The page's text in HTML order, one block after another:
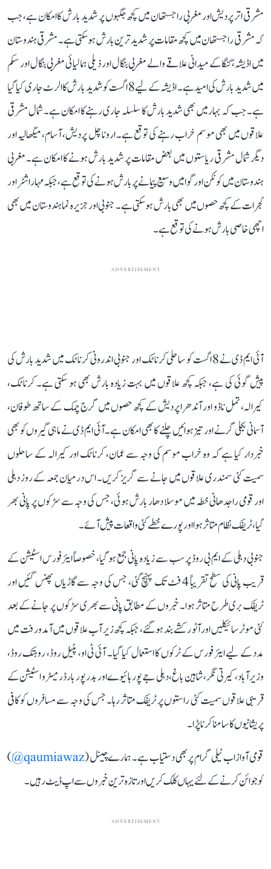
مشرقی اتر پردیش اور مغربی راجستھان میں کچھ جگہوں پر شدید بارش کا امکان ہے، جب
کہ مشرقی راجستھان میں کچھ مقامات پر شدید ترین بارش ہوسکتی ہے۔ مشرقی ہندوستان
میں اڈیشہ، گنگا کے میدانی علاقے والے مغربی بنگال اور ذیلی ہمالیائی مغربی بنگال اور سکم
میں شدید بارش کی امید ہے۔ اڈیشہ کے لیے 8 اگست کو شدید بارش کا الرٹ جاری کیا گیا
ہے۔ جب کہ بہار میں بھی شدید بارش کا سلسلہ جاری رہنے کا امکان ہے۔ شمال مشرقی
علاقوں میں بھی موسم خراب رہنے کی توقع ہے۔ اروناچل پردیش، آسام، میگھالیہ اور
دیگر شمال مشرقی ریاستوں میں بعض مقامات پر شدید بارش ہونے کا امکان ہے۔ مغربی
ہندوستان میں کونکن اور گوا میں وسیع پیمانے پر بارش ہونے کی توقع ہے، جبکہ مہاراشٹر اور
گجرات کے کچھ حصوں میں بھی بارش ہو سکتی ہے۔ جنوبی اور جزیرہ نما ہندوستان میں بھی
اچھی خاصی بارش ہونے کی توقع ہے۔
ADVERTISEMENT
آئی ایم ڈی نے 8 اگست کو ساحلی کرناٹک اور جنوبی اندرونی کرناٹک میں شدید بارش کی
پیش گوئی کی ہے، جبکہ کچھ علاقوں میں بہت زیادہ بارش بھی ہو سکتی ہے۔ کرناٹک،
کیرالہ، تمل ناڈو اور آندھرا پردیش کے کچھ حصوں میں گرج چمک کے ساتھ طوفان،
آسمانی بجلی گرنے اور تیز ہوائیں چلنے کا بھی امکان ہے۔ آئی ایم ڈی نے ماہی گیروں کو بھی
خبردار کیا ہے کہ وہ خراب موسم کی وجہ سے عمان، کرناٹک اور کیرالہ کے ساحلوں
سمیت کئی سمندری علاقوں میں جانے سے گریز کریں۔ اس درمیان جمعہ کے روز دہلی
اور قومی راجدھانی خطہ میں موسلا دھار بارش ہوئی، جس کی وجہ سے سڑکوں پر پانی بھر
گیا، ٹریفک نظام متاثر ہوا اور پورے خطے کئی واقعات پیش آئے۔
جنوبی دہلی کے ایم بی روڈ پر سب سے زیادہ پانی جمع ہو گیا، خصوصاً ایئر فورس اسٹیشن کے
قریب پانی کی سطح تقریباً 4 فٹ تک پہنچ گئی، جس کی وجہ سے گاڑیاں پھنس گئیں اور
ٹریفک بری طرح متاثر ہوا۔ خبروں کے مطابق پانی سے بھری سڑکوں پر جانے کے بعد
کئی موٹر سائیکلیں اور آٹو رکشے بند ہو گئے، جبکہ کچھ زیر آب علاقوں میں آمدورفت میں
مدد کے لیے ایئر فورس کے ٹرکوں کا استعمال کیا گیا۔ آئی ٹی او، پٹیل روڈ، روہتک روڈ،
وزیرآباد، کیرتی نگر، شاہین باغ، دہلی جے پور ہائیوے اور بدر پور بارڈر میٹرو اسٹیشن کے
قریبی علاقوں سمیت کئی راستوں پر ٹریفک متاثر رہا۔ جس کی وجہ سے مسافروں کو کافی
پریشانیوں کا سامنا کرنا پڑا۔
قومی آواز اب ٹیلی گرام پر بھی دستیاب ہے۔ ہمارے چینل (qaumiawaz@
)
کو جوائن کرنے کے لئے یہاں کلک کریں اور تازہ ترین خبروں سے اپ ڈیٹ رہیں۔
ADVERTISEMENT